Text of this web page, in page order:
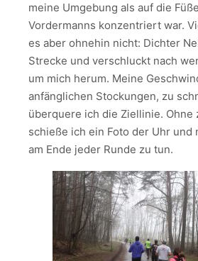
meine Umgebung als auf die
Vordermanns konzentriert war.
es aber ohnehin nicht: Dichter
Strecke und verschluckt nach
um mich herum. Meine
anfänglichen Stockungen, zu
überquere ich die Ziellinie. Ohne
schieße ich ein Foto der Uhr und
am Ende jeder Runde zu tun.